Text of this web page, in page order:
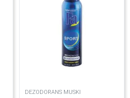
DEZODORANS MUSKI